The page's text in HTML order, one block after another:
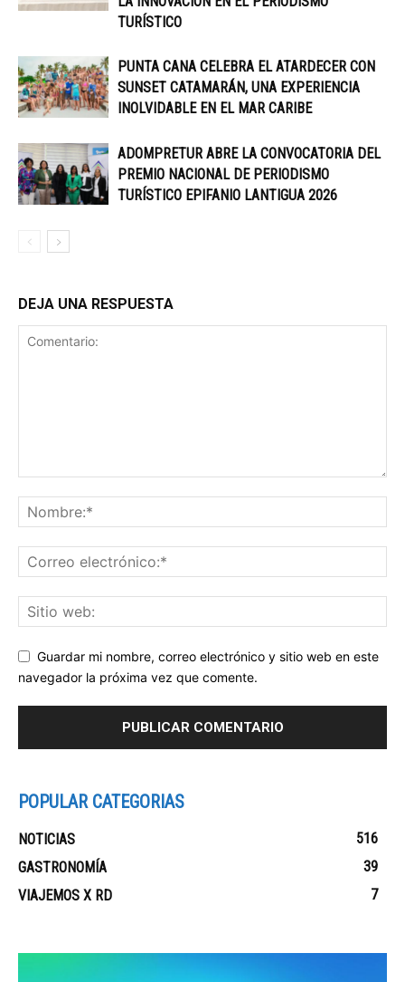
TURÍSTICO
PUNTA CANA CELEBRA EL ATARDECER CON
SUNSET CATAMARÁN, UNA EXPERIENCIA
INOLVIDABLE EN EL MAR CARIBE
ADOMPRETUR ABRE LA CONVOCATORIA DEL
PREMIO NACIONAL DE PERIODISMO
TURÍSTICO EPIFANIO LANTIGUA 2026
DEJA UNA RESPUESTA
Guardar mi nombre, correo electrónico y sitio web en este
navegador la próxima vez que comente.
POPULAR CATEGORIAS
NOTICIAS
516
GASTRONOMÍA
39
VIAJEMOS X RD
7